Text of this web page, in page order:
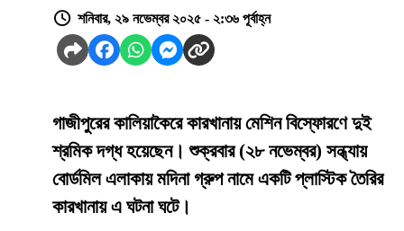
শনিবার, ২৯ নভেম্বর ২০২৫ - ২:৩৬ পূর্বাহ্ন
গাজীপুরের কালিয়াকৈরে কারখানায় মেশিন বিস্ফোরণে দুই
শ্রমিক দগ্ধ হয়েছেন। শুক্রবার (২৮ নভেম্বর) সন্ধ্যায়
বোর্ডমিল এলাকায় মদিনা গ্রুপ নামে একটি প্লাস্টিক তৈরির
কারখানায় এ ঘটনা ঘটে।